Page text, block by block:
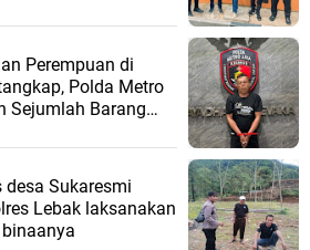
Perempuan di
Polda Metro
Sejumlah Barang
Sukaresmi
Lebak laksanakan